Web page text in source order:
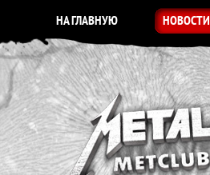
НА ГЛАВНУЮ НОВОСТИ